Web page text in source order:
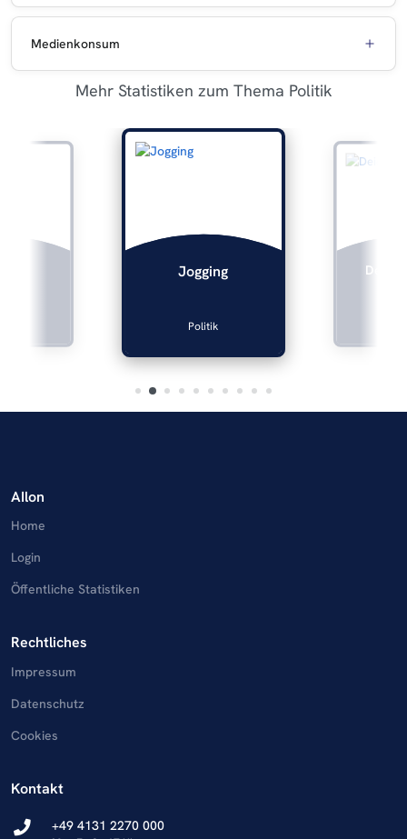
Medienkonsum
Mehr Statistiken zum Thema Politik
Jogging
Politik
AIlon
Home
Login
Öffentliche Statistiken
Rechtliches
Impressum
Datenschutz
Cookies
Kontakt
+49 4131 2270 000